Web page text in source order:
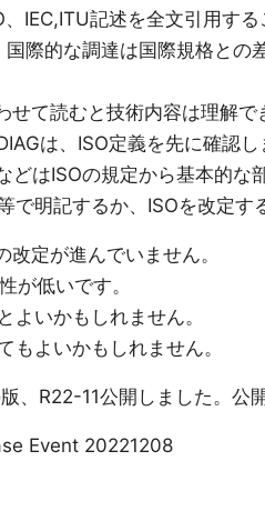
IEC,ITU記述を全文引用する
際的な調達は国際規格との
せて読むと技術内容は理解
は、ISO定義を先に確
どはISOの規定から基本的な
で明記するか、ISOを改定
改定が進んでいません。
が低いです。
よいかもしれません。
もよいかもしれません。
、R22-11公開しました。公
Event 20221208